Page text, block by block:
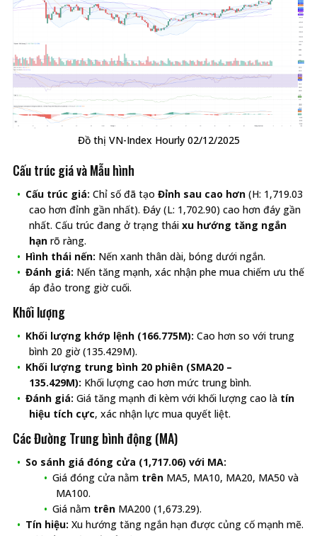
Đồ thị VN-Index Hourly 02/12/2025
Cấu trúc giá và Mẫu hình
Cấu trúc giá: Chỉ số đã tạo Đỉnh sau cao hơn (H: 1,719.03
cao hơn đỉnh gần nhất). Đáy (L: 1,702.90) cao hơn đáy gần
nhất. Cấu trúc đang ở trạng thái xu hướng tăng ngắn
hạn rõ ràng.
Hình thái nến: Nến xanh thân dài, bóng dưới ngắn.
Đánh giá: Nến tăng mạnh, xác nhận phe mua chiếm ưu thế
áp đảo trong giờ cuối.
Khối lượng
Khối lượng khớp lệnh (166.775M): Cao hơn so với trung
bình 20 giờ (135.429M).
Khối lượng trung bình 20 phiên (SMA20 –
135.429M): Khối lượng cao hơn mức trung bình.
Đánh giá: Giá tăng mạnh đi kèm với khối lượng cao là tín
hiệu tích cực, xác nhận lực mua quyết liệt.
Các Đường Trung bình động (MA)
So sánh giá đóng cửa (1,717.06) với MA:
Giá đóng cửa nằm trên MA5, MA10, MA20, MA50 và
MA100.
Giá nằm trên MA200 (1,673.29).
Tín hiệu: Xu hướng tăng ngắn hạn được củng cố mạnh mẽ.